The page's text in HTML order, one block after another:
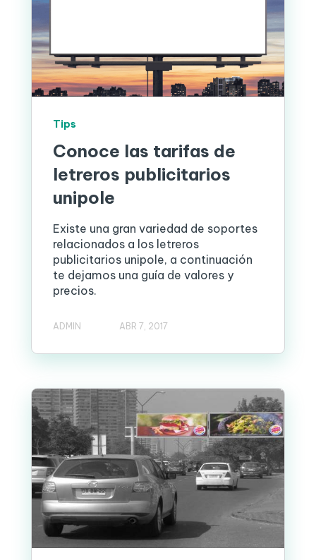
Tips
Conoce las tarifas de
letreros publicitarios
unipole
Existe una gran variedad de soportes
relacionados a los letreros
publicitarios unipole, a continuación
te dejamos una guía de valores y
precios.
ADMIN ABR 7, 2017